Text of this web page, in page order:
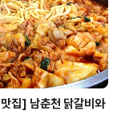
집] 남춘천 닭갈비와